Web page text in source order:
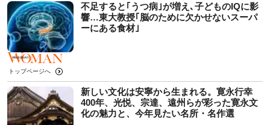
不足すると｢うつ病｣が増え､子どものIQに影
響…東大教授｢脳のために欠かせないスーパ
ーにある食材｣
トップページへ
新しい文化は安寧から生まれる。寛永行幸
400年、光悦、宗達、遠州らが彩った寛永文
化の魅力と、今年見たい名所・名作選